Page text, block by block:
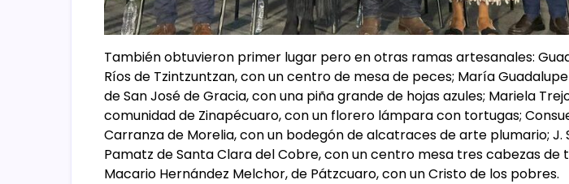
También obtuvieron primer lugar pero en otras ramas artesanales:
Ríos de Tzintzuntzan, con un centro de mesa de peces; María
de San José de Gracia, con una piña grande de hojas azules; Mariela
comunidad de Zinapécuaro, con un florero lámpara con tortugas;
Carranza de Morelia, con un bodegón de alcatraces de arte plumario; J.
Pamatz de Santa Clara del Cobre, con un centro mesa tres cabezas de
Macario Hernández Melchor, de Pátzcuaro, con un Cristo de los pobres.